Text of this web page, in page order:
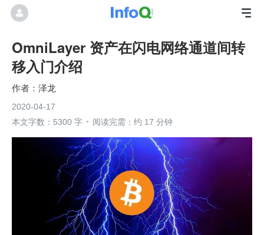
OmniLayer 资产在闪电网络通道间转
移入门介绍
泽龙
2020-04-17
本文字数：5300 字
阅读完需：约 17 分钟